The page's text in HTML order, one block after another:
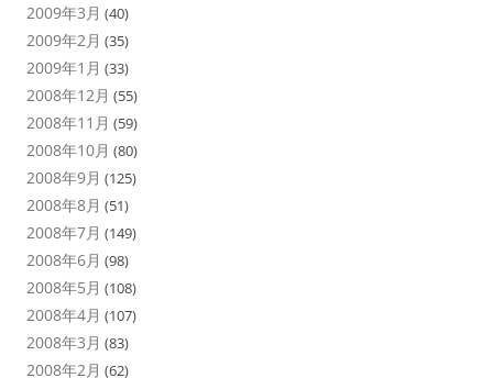
2009年3月 (40)
2009年2月 (35)
2009年1月 (33)
2008年12月 (55)
2008年11月 (59)
2008年10月 (80)
2008年9月 (125)
2008年8月 (51)
2008年7月 (149)
2008年6月 (98)
2008年5月 (108)
2008年4月 (107)
2008年3月 (83)
2008年2月 (62)